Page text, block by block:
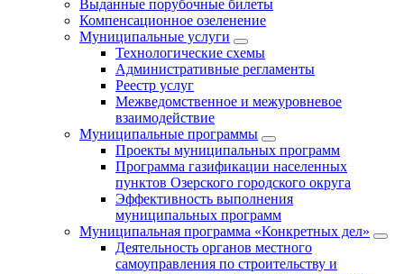
Выданные порубочные билеты
Компенсационное озеленение
Муниципальные услуги
Технологические схемы
Административные регламенты
Реестр услуг
Межведомственное и межуровневое
взаимодействие
Муниципальные программы
Проекты муниципальных программ
Программа газификации населенных
пунктов Озерского городского округа
Эффективность выполнения
муниципальных программ
Муниципальная программа «Конкретных дел»
Деятельность органов местного
самоуправления по строительству и